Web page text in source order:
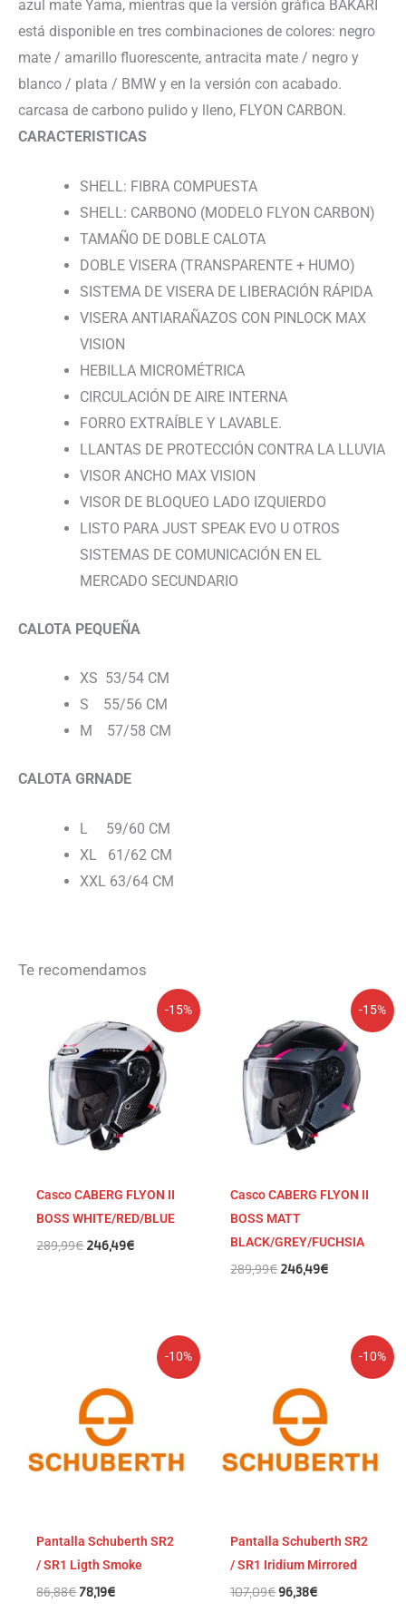
azul mate Yama, mientras que la versión gráfica BAKARI
está disponible en tres combinaciones de colores: negro
mate / amarillo fluorescente, antracita mate / negro y
blanco / plata / BMW y en la versión con acabado.
carcasa de carbono pulido y lleno, FLYON CARBON.
CARACTERISTICAS
SHELL: FIBRA COMPUESTA
SHELL: CARBONO (MODELO FLYON CARBON)
TAMAÑO DE DOBLE CALOTA
DOBLE VISERA (TRANSPARENTE + HUMO)
SISTEMA DE VISERA DE LIBERACIÓN RÁPIDA
VISERA ANTIARAÑAZOS CON PINLOCK MAX
VISION
HEBILLA MICROMÉTRICA
CIRCULACIÓN DE AIRE INTERNA
FORRO EXTRAÍBLE Y LAVABLE.
LLANTAS DE PROTECCIÓN CONTRA LA LLUVIA
VISOR ANCHO MAX VISION
VISOR DE BLOQUEO LADO IZQUIERDO
LISTO PARA JUST SPEAK EVO U OTROS
SISTEMAS DE COMUNICACIÓN EN EL
MERCADO SECUNDARIO
CALOTA PEQUEÑA
XS 53/54 CM
S 55/56 CM
M 57/58 CM
CALOTA GRNADE
L 59/60 CM
XL 61/62 CM
XXL 63/64 CM
Te recomendamos
-15%
Casco CABERG FLYON II
BOSS WHITE/RED/BLUE
289,99€
precio
original
era:
289,99€.
246,49€
precio
actual
es:
246,49€.
-15%
Casco CABERG FLYON II
BOSS MATT
BLACK/GREY/FUCHSIA
289,99€
precio
original
era:
289,99€.
246,49€
precio
actual
es:
246,49€.
-10%
Pantalla Schuberth SR2
/ SR1 Ligth Smoke
86,88€
original
era:
86,88€.
78,19€
es:
78,19€.
-10%
Pantalla Schuberth SR2
/ SR1 Iridium Mirrored
107,09€
original
era:
107,09€.
96,38€
precio
es:
96,38€.